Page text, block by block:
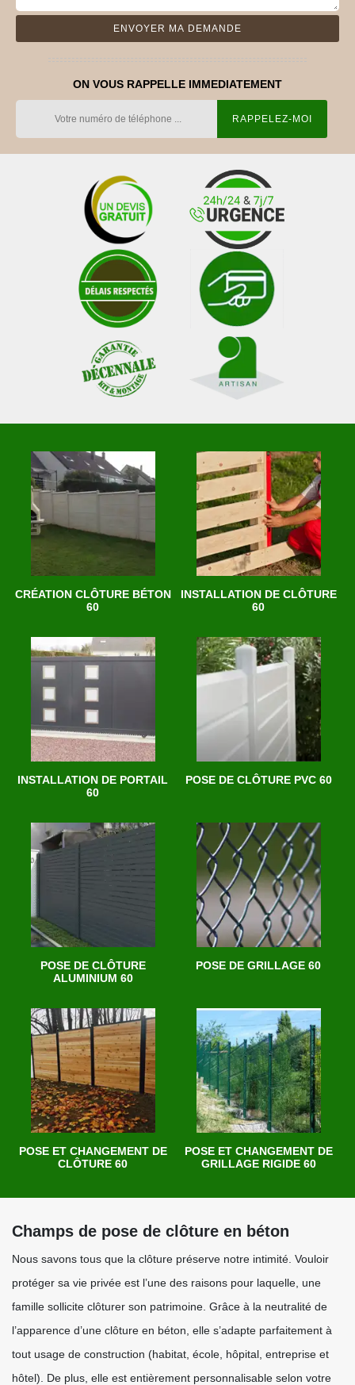
ON VOUS RAPPELLE IMMEDIATEMENT
CRÉATION CLÔTURE BÉTON
60
INSTALLATION DE CLÔTURE
60
INSTALLATION DE PORTAIL
60
POSE DE CLÔTURE PVC 60
POSE DE CLÔTURE
ALUMINIUM 60
POSE DE GRILLAGE 60
POSE ET CHANGEMENT DE
CLÔTURE 60
POSE ET CHANGEMENT DE
GRILLAGE RIGIDE 60
Champs de pose de clôture en béton
Nous savons tous que la clôture préserve notre intimité. Vouloir
protéger sa vie privée est l’une des raisons pour laquelle, une
famille sollicite clôturer son patrimoine. Grâce à la neutralité de
l’apparence d’une clôture en béton, elle s’adapte parfaitement à
tout usage de construction (habitat, école, hôpital, entreprise et
hôtel). De plus, elle est entièrement personnalisable selon votre